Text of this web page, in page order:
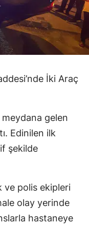
İki Araç
meydana gelen
Edinilen ilk
şekilde
ve polis ekipleri
olay yerinde
hastaneye